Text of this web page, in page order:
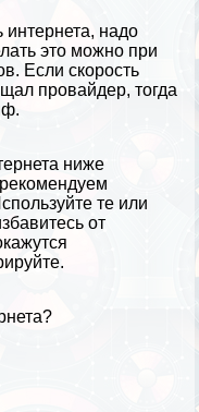
интернета, надо
это можно при
Если скорость
провайдер, тогда
ниже
те или
от